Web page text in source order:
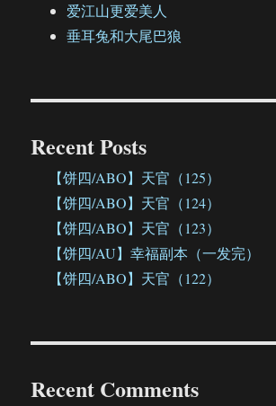
爱江山更爱美人
垂耳兔和大尾巴狼
Recent Posts
【饼四/ABO】天官（125）
【饼四/ABO】天官（124）
【饼四/ABO】天官（123）
【饼四/AU】幸福副本（一发完）
【饼四/ABO】天官（122）
Recent Comments